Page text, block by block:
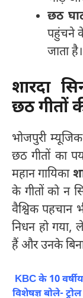
छठ
पहुंचने
जाता है।
शारदा
छठ गीतों
भोजपुरी
छठ गीतों का
महान गायिका
के गीतों को न
वैश्विक पहचान
निधन हो
हैं और उनके
KBC के 10
विशेषज्ञ बोले-